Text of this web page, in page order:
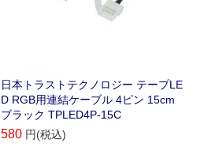
日本トラストテクノロジー テープLE
D RGB用連結ケーブル 4ピン 15cm
ブラック TPLED4P-15C
580 円(税込)